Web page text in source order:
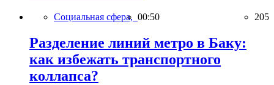
Социальная сфера, 00:50 205
Разделение линий метро в Баку:
как избежать транспортного
коллапса?